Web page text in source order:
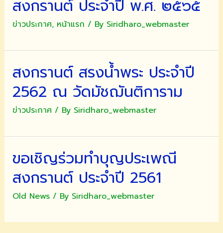
เย็น
2566
สงกรานต์ ประจำปี พ.ศ. ๒๕๖๕
ข่าวประกาศ, หน้าแรก / By Siridharo_webmaster
สงกรานต์ สรงน้ำพระ ประจำปี
2562 ณ วัดมัชฌันติการาม
ข่าวประกาศ/ By Siridharo_webmaster
ขอเชิญร่วมทำบุญประเพณี
สงกรานต์ ประจำปี 2561
Old News/ By Siridharo_webmaster